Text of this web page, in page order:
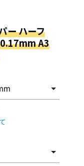
ー ハーフ
A3